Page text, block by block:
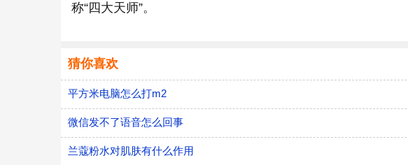
称“四大天师”。
猜你喜欢
平方米电脑怎么打m2
微信发不了语音怎么回事
兰蔻粉水对肌肤有什么作用